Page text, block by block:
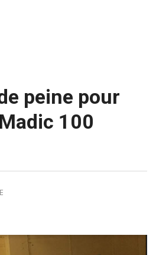
peine pour
100